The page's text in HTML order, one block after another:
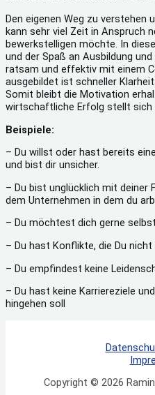
Den eigenen Weg zu verstehen
kann sehr viel Zeit in Anspruch
bewerkstelligen möchte. In
und der Spaß an Ausbildung
ratsam und effektiv mit einem
ausgebildet ist schneller
Somit bleibt die Motivation
wirtschaftliche Erfolg stellt sich
Beispiele:
– Du willst oder hast bereits
und bist dir unsicher.
– Du bist unglücklich mit deiner
dem Unternehmen in dem du
– Du möchtest dich gerne
– Du hast Konflikte, die Du
– Du empfindest keine
– Du hast keine Karriereziele
hingehen soll
Copyright © 2026